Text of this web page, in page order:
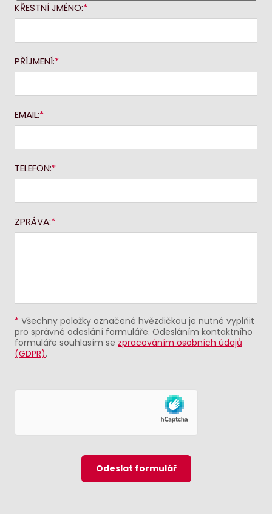
KŘESTNÍ JMÉNO:
PŘÍJMENÍ:
EMAIL:
TELEFON:
ZPRÁVA:
* Všechny položky označené hvězdičkou je nutné vyplňit
pro správné odeslání formuláře. Odesláním kontaktního
formuláře souhlasím se zpracováním osobních údajů
(GDPR).
Odeslat formulář